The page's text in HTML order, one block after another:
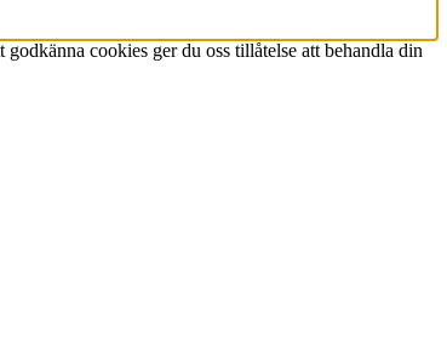
cookies ger du oss tillåtelse att behandla din